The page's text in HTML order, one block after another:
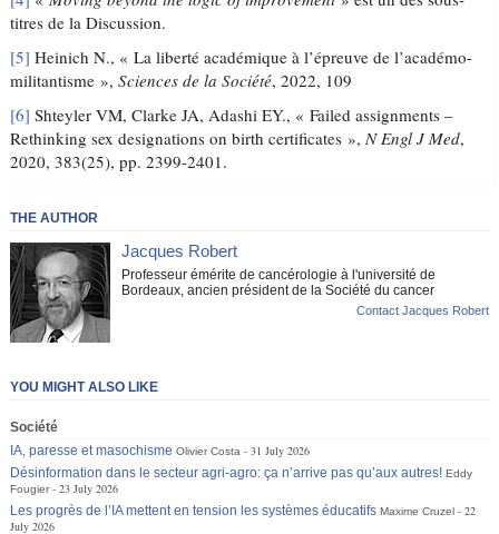
titres de la Discussion.
[5] Heinich N., « La liberté académique à l’épreuve de l’académo-
militantisme »,Sciences de la Société, 2022, 109
[6] Shteyler VM, Clarke JA, Adashi EY., « Failed assignments –
Rethinking sex designations on birth certificates », N Engl J Med,
2020, 383(25), pp. 2399-2401.
THE AUTHOR
Jacques Robert
Professeur émérite de cancérologie à l'université de
Bordeaux, ancien président de la Société du cancer
Contact Jacques Robert
YOU MIGHT ALSO LIKE
Société
IA, paresse et masochisme Olivier Costa
31 July 2026
Désinformation dans le secteur agri-agro: ça n’arrive pas qu’aux autres! Eddy
Fougier
23 July 2026
Les progrès de l’IA mettent en tension les systèmes éducatifs Maxime Cruzel
22
July 2026